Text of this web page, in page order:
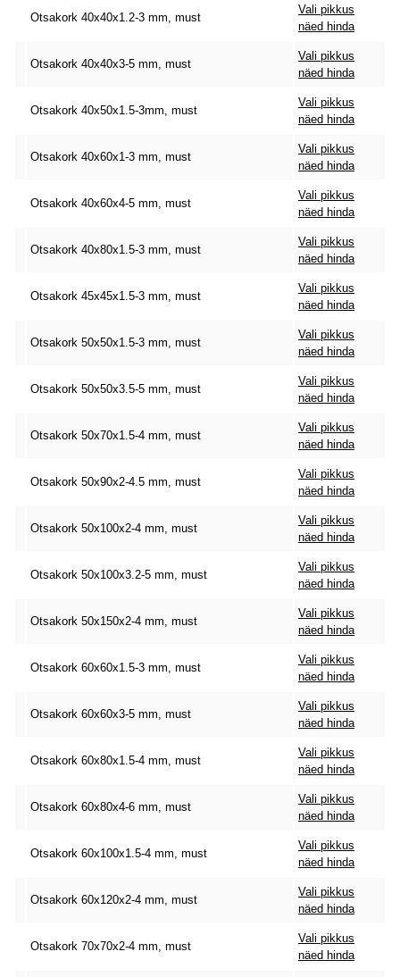
Otsakork 40x40x1.2-3 mm, must
Vali pikkus
näed hinda
Otsakork 40x40x3-5 mm, must
Vali pikkus
näed hinda
Otsakork 40x50x1.5-3mm, must
Vali pikkus
näed hinda
Otsakork 40x60x1-3 mm, must
Vali pikkus
näed hinda
Otsakork 40x60x4-5 mm, must
Vali pikkus
näed hinda
Otsakork 40x80x1.5-3 mm, must
Vali pikkus
näed hinda
Otsakork 45x45x1.5-3 mm, must
Vali pikkus
näed hinda
Otsakork 50x50x1.5-3 mm, must
Vali pikkus
näed hinda
Otsakork 50x50x3.5-5 mm, must
Vali pikkus
näed hinda
Otsakork 50x70x1.5-4 mm, must
Vali pikkus
näed hinda
Otsakork 50x90x2-4.5 mm, must
Vali pikkus
näed hinda
Otsakork 50x100x2-4 mm, must
Vali pikkus
näed hinda
Otsakork 50x100x3.2-5 mm, must
Vali pikkus
näed hinda
Otsakork 50x150x2-4 mm, must
Vali pikkus
näed hinda
Otsakork 60x60x1.5-3 mm, must
Vali pikkus
näed hinda
Otsakork 60x60x3-5 mm, must
Vali pikkus
näed hinda
Otsakork 60x80x1.5-4 mm, must
Vali pikkus
näed hinda
Otsakork 60x80x4-6 mm, must
Vali pikkus
näed hinda
Otsakork 60x100x1.5-4 mm, must
Vali pikkus
näed hinda
Otsakork 60x120x2-4 mm, must
Vali pikkus
näed hinda
Otsakork 70x70x2-4 mm, must
Vali pikkus
näed hinda